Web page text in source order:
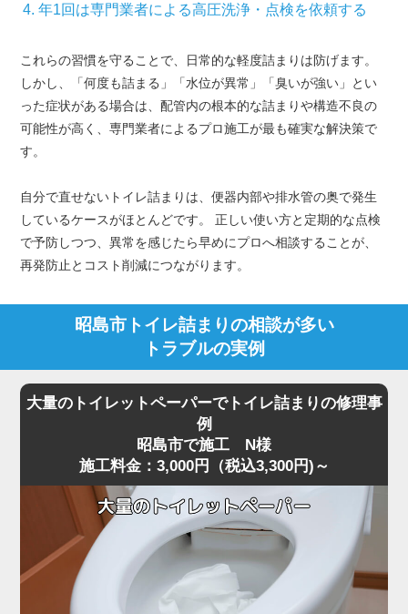
年1回は専門業者による高圧洗浄・点検を依頼する
これらの習慣を守ることで、日常的な軽度詰まりは防げます。
しかし、「何度も詰まる」「水位が異常」「臭いが強い」とい
った症状がある場合は、配管内の根本的な詰まりや構造不良の
可能性が高く、専門業者によるプロ施工が最も確実な解決策で
す。
自分で直せないトイレ詰まりは、便器内部や排水管の奥で発生
しているケースがほとんどです。 正しい使い方と定期的な点検
で予防しつつ、異常を感じたら早めにプロへ相談することが、
再発防止とコスト削減につながります。
昭島市トイレ詰まりの相談が多い
トラブルの実例
大量のトイレットペーパーでトイレ詰まりの修理事
例
昭島市で施工 N様
施工料金：3,000円（税込3,300円)～